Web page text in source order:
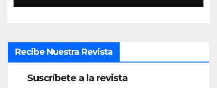
Recibe Nuestra Revista
Suscríbete a la revista